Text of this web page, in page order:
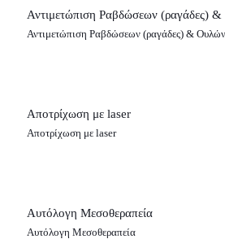
Αντιμετώπιση Ραβδώσεων (ραγάδες)
Αντιμετώπιση Ραβδώσεων (ραγάδες) & Ουλών
Αποτρίχωση με laser
Αποτρίχωση με laser
Αυτόλογη Μεσοθεραπεία
Αυτόλογη Μεσοθεραπεία